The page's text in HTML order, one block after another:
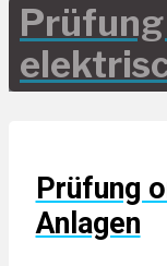
Prüfung
Anlagen